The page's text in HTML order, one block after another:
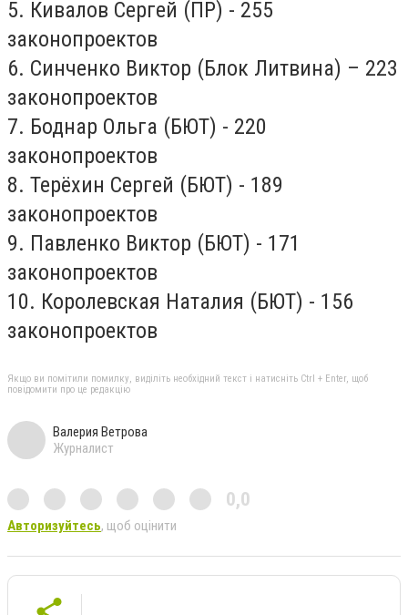
5. Кивалов Сергей (ПР) - 255
законопроектов
6. Синченко Виктор (Блок Литвина) – 223
законопроектов
7. Боднар Ольга (БЮТ) - 220
законопроектов
8. Терёхин Сергей (БЮТ) - 189
законопроектов
9. Павленко Виктор (БЮТ) - 171
законопроектов
10. Королевская Наталия (БЮТ) - 156
законопроектов
Якщо ви помітили помилку, виділіть необхідний текст і натисніть Ctrl + Enter, щоб
повідомити про це редакцію
Валерия Ветрова
Журналист
0,0
Авторизуйтесь, щоб оцінити